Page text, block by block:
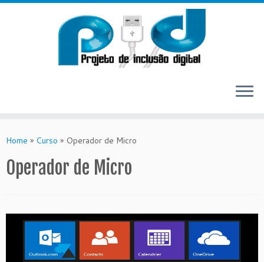
toHome » Curso » Operador de Micro
Operador de Micro